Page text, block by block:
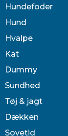
Hundefoder
Hund
Hvalpe
Kat
Dummy
Sundhed
Tøj & jagt
Dækken
Sovetid